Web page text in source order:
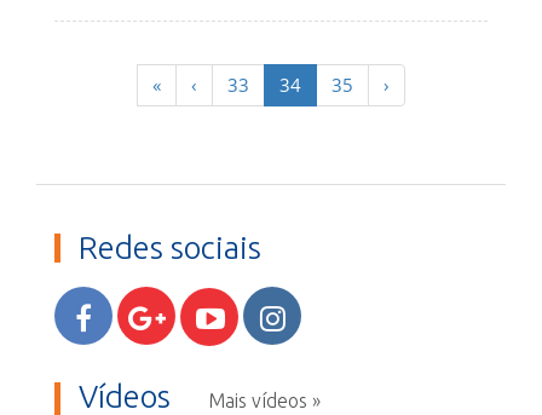
« ‹ 33 34(current)
35 ›
Redes sociais
Vídeos Mais vídeos »